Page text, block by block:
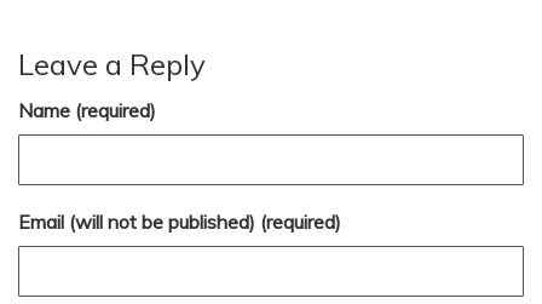
Leave a Reply
Name (required)
Email (will not be published) (required)